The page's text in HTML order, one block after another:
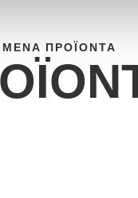
ΠΡΟΪΌΝΤΑ